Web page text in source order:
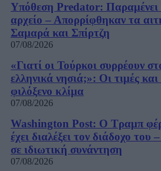
Υπόθεση Predator: Παραμένει
αρχείο – Απορρίφθηκαν τα
Σαμαρά και Σπίρτζη
07/08/2026
«Γιατί οι Τούρκοι συρρέουν
ελληνικά νησιά;»: Οι τιμές και
φιλόξενο κλίμα
07/08/2026
Washington Post: Ο Τραμπ
έχει διαλέξει τον διάδοχο του
σε ιδιωτική συνάντηση
07/08/2026